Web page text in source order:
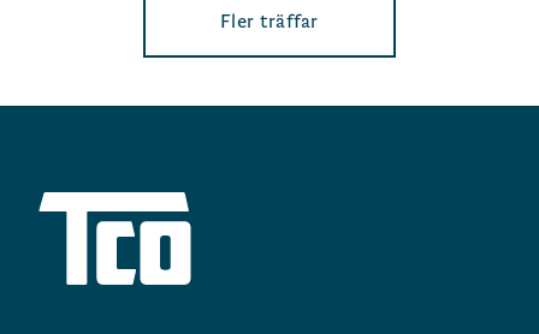
Fler träffar